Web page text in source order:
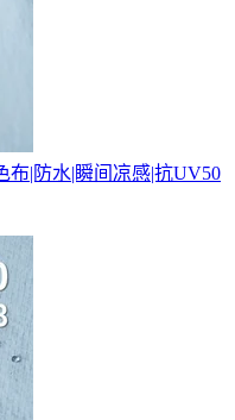
布|防水|瞬间凉感|抗UV50